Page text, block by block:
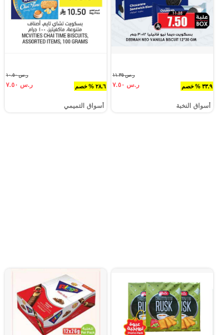
٣٣.٩ % خصم
ر.س ١١.٣٥
ر.س ٧.٥٠
أسواق النخبة
٢٨.٦ % خصم
ر.س ١٠.٥٠
ر.س ٧.٥٠
أسواق التميمي